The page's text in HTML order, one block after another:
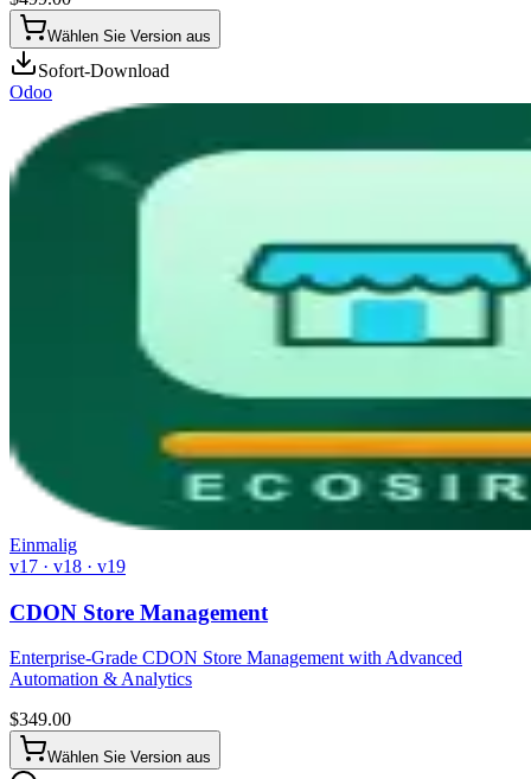
Wählen Sie Version aus
Sofort-Download
Odoo
Einmalig
v17 · v18 · v19
CDON Store Management
Enterprise-Grade CDON Store Management with Advanced
Automation & Analytics
$349.00
Wählen Sie Version aus